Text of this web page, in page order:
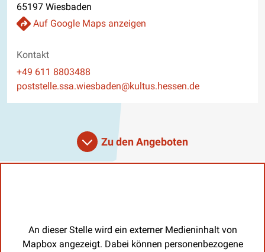
65197 Wiesbaden
Auf Google Maps anzeigen
Kontakt
Telefon
+49 611 8803488
E-Mail
poststelle.ssa.wiesbaden@kultus.hessen.de
Zu den Angeboten
An dieser Stelle wird ein externer Medieninhalt von
Mapbox angezeigt. Dabei können personenbezogene